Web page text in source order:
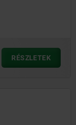
RÉSZLETEK